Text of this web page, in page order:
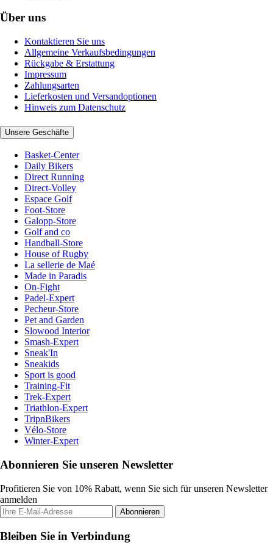
Über uns
Kontaktieren Sie uns
Allgemeine Verkaufsbedingungen
Rückgabe & Erstattung
Impressum
Zahlungsarten
Lieferkosten und Versandoptionen
Hinweis zum Datenschutz
Unsere Geschäfte
Basket-Center
Daily Bikers
Direct Running
Direct-Volley
Espace Golf
Foot-Store
Galopp-Store
Golf and co
Handball-Store
House of Rugby
La sellerie de Maé
Made in Paradis
On-Fight
Padel-Expert
Pecheur-Store
Pet and Garden
Slowood Interior
Smash-Expert
Sneak'In
Sneakids
Sport is good
Training-Fit
Trek-Expert
Triathlon-Expert
TripnBikers
Vélo-Store
Winter-Expert
Abonnieren Sie unseren Newsletter
Profitieren Sie von 10% Rabatt, wenn Sie sich für unseren Newsletter
anmelden
Abonnieren
Bleiben Sie in Verbindung